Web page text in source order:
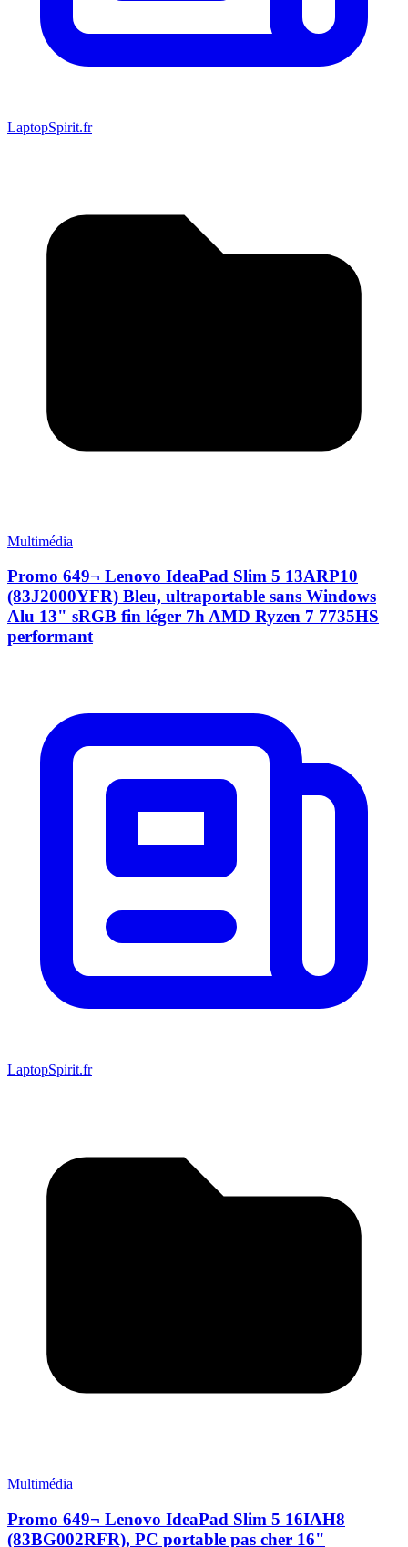
LaptopSpirit.fr
Multimédia
Promo 649¬ Lenovo IdeaPad Slim 5 13ARP10
(83J2000YFR) Bleu, ultraportable sans Windows
Alu 13" sRGB fin léger 7h AMD Ryzen 7 7735HS
performant
LaptopSpirit.fr
Multimédia
Promo 649¬ Lenovo IdeaPad Slim 5 16IAH8
(83BG002RFR), PC portable pas cher 16"